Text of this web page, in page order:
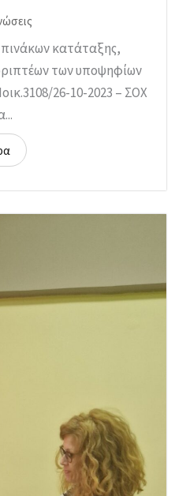
κατάταξης,
των υποψηφίων
26-10-2023 – ΣΟΧ